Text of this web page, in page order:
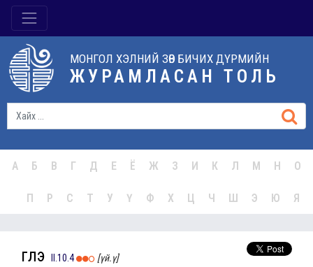
МОНГОЛ ХЭЛНИЙ ЗӨВ БИЧИХ ДҮРМИЙН
ЖУРАМЛАСАН ТОЛЬ
А Б В Г Д Е Ё Ж З И К Л М Н О
П Р С Т У Ү Ф Х Ц Ч Ш Э Ю Я
үглэ II.10.4 [үй.ү]